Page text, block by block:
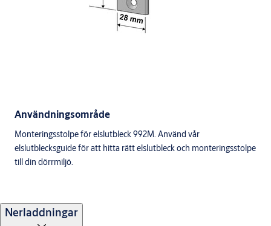
Användningsområde
Monteringsstolpe för elslutbleck 992M. Använd vår
elslutblecksguide för att hitta rätt elslutbleck och monteringsstolpe
till din dörrmiljö.
Nerladdningar